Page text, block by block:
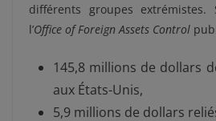
différents groupes
l’Office of Foreign Assets Control
145,8 millions de dollars
aux États-Unis,
5,9 millions de dollars